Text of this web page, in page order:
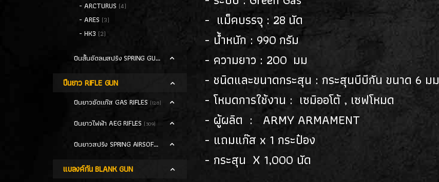
- ARCTURUS (4)
- ARES (3)
- HK3 (2)
ปืนสั้นอัดลมสปริง SPRING GUN (13)
ปืนยาว RIFLE GUN
ปืนยาวอัดแก๊ส GAS RIFLES (128)
ปืนยาวไฟฟ้า AEG RIFLES (309)
ปืนยาวสปริง SPRING AIRSOFT RIFLES
แบลงค์กัน BLANK GUN
- แม็คบรรจุ : 28 นัด
- น้ำหนัก : 990 กรัม
- ความยาว : 200 มม
- ชนิดและขนาดกระสุน : กระสุนบีบีกัน ขนาด 6 มม
- โหมดการใช้งาน : เซมิออโต้ , เซฟโหมด
- ผู้ผลิต : ARMY ARMAMENT
- แถมแก๊ส x 1 กระป๋อง
- กระสุน X 1,000 นัด